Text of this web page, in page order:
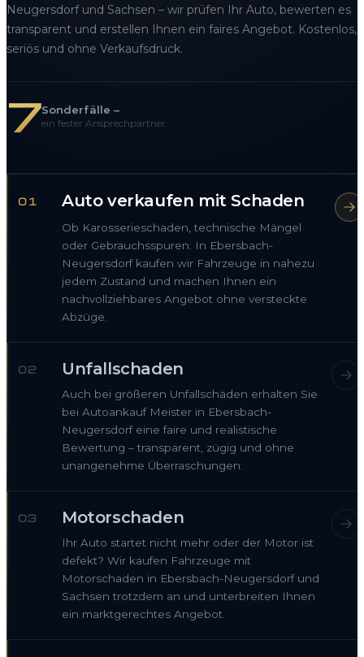
Neugersdorf und Sachsen – wir prüfen Ihr Auto, bewerten es
transparent und erstellen Ihnen ein faires Angebot. Kostenlos,
seriös und ohne Verkaufsdruck.
7Sonderfälle –
ein fester Ansprechpartner
01 Auto verkaufen mit Schaden
Ob Karosserieschaden, technische Mängel
oder Gebrauchsspuren: In Ebersbach-
Neugersdorf kaufen wir Fahrzeuge in nahezu
jedem Zustand und machen Ihnen ein
nachvollziehbares Angebot ohne versteckte
Abzüge.
02 Unfallschaden
Auch bei größeren Unfallschäden erhalten Sie
bei Autoankauf Meister in Ebersbach-
Neugersdorf eine faire und realistische
Bewertung – transparent, zügig und ohne
unangenehme Überraschungen.
03 Motorschaden
Ihr Auto startet nicht mehr oder der Motor ist
defekt? Wir kaufen Fahrzeuge mit
Motorschaden in Ebersbach-Neugersdorf und
Sachsen trotzdem an und unterbreiten Ihnen
ein marktgerechtes Angebot.